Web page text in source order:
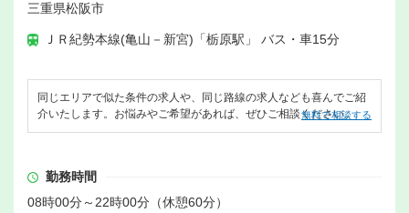
三重県松阪市
ＪＲ紀勢本線(亀山－新宮)「栃原駅」 バス・車15分
同じエリアで似た条件の求人や、同じ路線の求人なども喜んでご紹
介いたします。お悩みやご希望があれば、ぜひご相談ください。
無料で相談する
勤務時間
08時00分～22時00分（休憩60分）